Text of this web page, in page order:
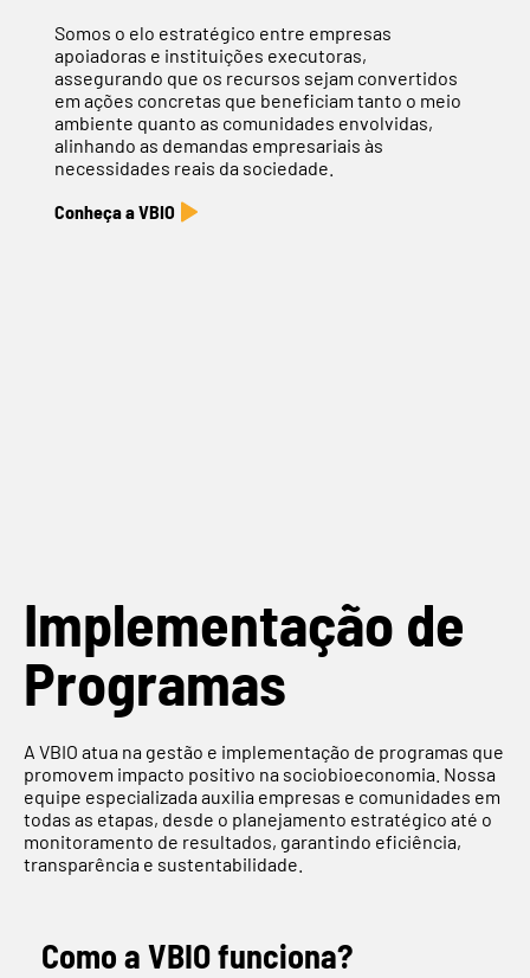
Somos o elo estratégico entre empresas
apoiadoras e instituições executoras,
assegurando que os recursos sejam convertidos
em ações concretas que beneficiam tanto o meio
ambiente quanto as comunidades envolvidas,
alinhando as demandas empresariais às
necessidades reais da sociedade.
Conheça a VBIO
Implementação de
Programas
A VBIO atua na gestão e implementação de programas que
promovem impacto positivo na sociobioeconomia. Nossa
equipe especializada auxilia empresas e comunidades em
todas as etapas, desde o planejamento estratégico até o
monitoramento de resultados, garantindo eficiência,
transparência e sustentabilidade.
Como a VBIO funciona?